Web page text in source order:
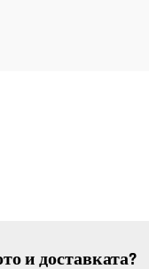
и доставката?